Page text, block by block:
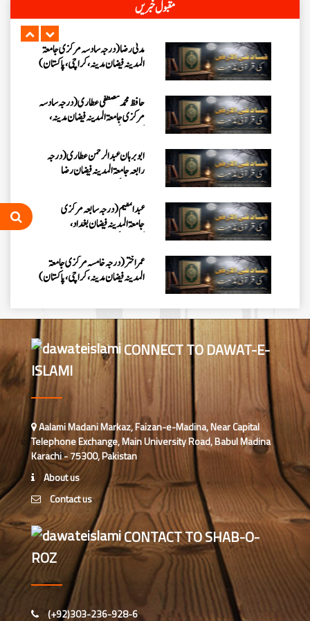
مقبول خبریںجامعۃ المدینہ فیضان مدینہ ،کراچی
مدنی رضا(درجہ سادسہ مرکز ی جامعۃ
المدینہ فیضان مدینہ ،کراچی،پاکستان)
حافظ محمد مصطفٰی عطاری (درجہ سادسہ
مرکزی جامعۃالمدينہ فیضان مدینہ،
ابو برہان عبدالرحمن عطاری (درجہ
رابعہ جامعۃالمدینہ فیضان رضا
عبدالمقیم (درجہ سابعہ مرکزی
جامعۃالمدینہ فیضان بغداد،
عمر اختر (درجہ خامسہ مرکزی جامعۃ
المدینہ فیضان مدینہ ،کراچی،پاکستان)
محمد وقاص (مرکزی جامعۃ المدینہ
فیضان مدینہ،کراچی ،پاکستان)
محمد سعد عمران (درجہ عالیہ مرکزی
جامعۃ المدینہ فیضانِ مدینہ ،کراچی
،پاکستان)
احمد رضا ہاشمی (درجہ خامسہ مرکزی
جامعۃ المدينہ فيضان عثمان غنى،
کراچی،پاکستان)
ارشد علی عطاری (درجہ خامسہ
مرکزی جامعۃ المدینہ فیضانِ مدینہ،
کراچی،پاکستان)
عبدالرؤف (درجہ سابعہ جامعۃ المدینہ
فیضان بغداد ،کراچی،پاکستان)
عبد الرسول (درجہ خامسہ مرکزی
جامعۃ المدینہ فیضان مدینہ ،کراچی
،پاکستان)
CONNECT TO DAWAT-E-
ISLAMI
Aalami Madani Markaz, Faizan-e-Madina, Near Capital
Telephone Exchange, Main University Road, Babul Madina
Karachi - 75300, Pakistan
About us
Contact us
CONTACT TO SHAB-O-
ROZ
(+92)303-236-928-6